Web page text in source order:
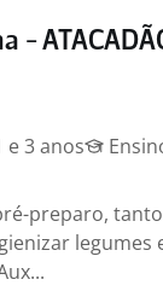
-
e 3 anos
preparo,
legumes